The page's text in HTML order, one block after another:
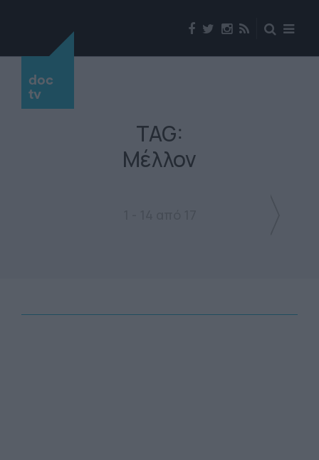
doc
tv
TAG:
Μέλλον